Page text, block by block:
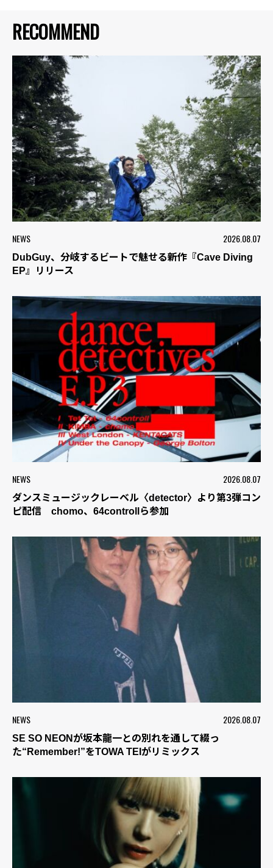
RECOMMEND
NEWS 2026.08.07
DubGuy、分岐するビートで魅せる新作『Cave Diving
EP』リリース
NEWS 2026.08.07
ダンスミュージックレーベル〈detector〉より第3弾コン
ピ配信 chomo、64controllら参加
NEWS 2026.08.07
SE SO NEONが坂本龍一との別れを通して綴っ
た“Remember!”をTOWA TEIがリミックス